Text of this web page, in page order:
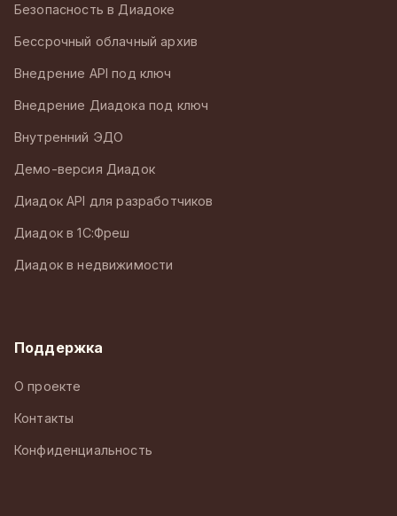
Безопасность в Диадоке
Бессрочный облачный архив
Внедрение API под ключ
Внедрение Диадока под ключ
Внутренний ЭДО
Демо-версия Диадок
Диадок API для разработчиков
Диадок в 1С:Фреш
Диадок в недвижимости
Поддержка
О проекте
Контакты
Конфиденциальность